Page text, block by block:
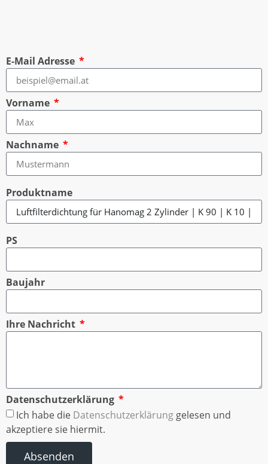
E-Mail Adresse
Vorname
Nachname
Produktname
PS
Baujahr
Ihre Nachricht
Datenschutzerklärung
Ich habe die Datenschutzerklärung gelesen und
akzeptiere sie hiermit.
Absenden